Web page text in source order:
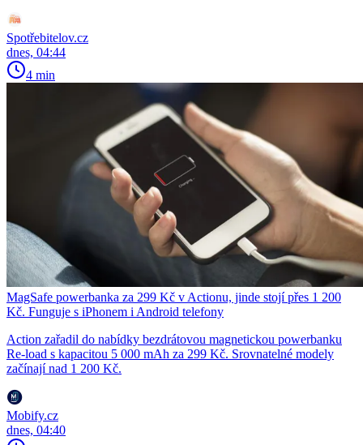
Spotřebitelov.cz
dnes, 04:44
4 min
MagSafe powerbanka za 299 Kč v Actionu, jinde stojí přes 1 200
Kč. Funguje s iPhonem i Android telefony
Action zařadil do nabídky bezdrátovou magnetickou powerbanku
Re-load s kapacitou 5 000 mAh za 299 Kč. Srovnatelné modely
začínají nad 1 200 Kč.
Mobify.cz
dnes, 04:40